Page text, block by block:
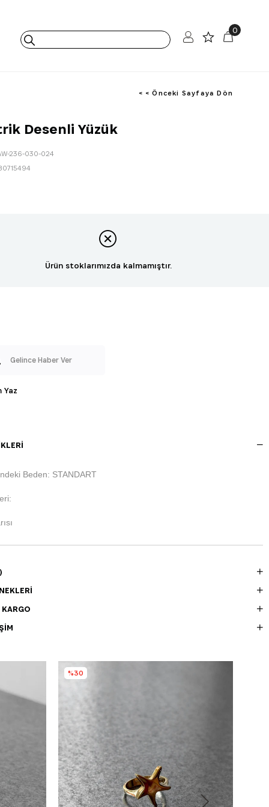
0
< < Önceki Sayfaya Dön
Desenli Yüzük
236-030-024
Ürün stoklarımızda kalmamıştır.
Gelince Haber Ver
Yaz
Beden: STANDART
%30